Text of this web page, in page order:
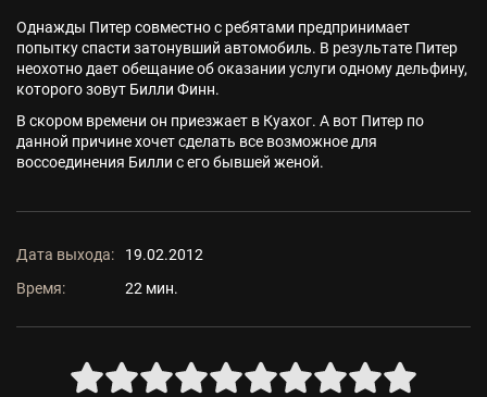
Однажды Питер совместно с ребятами предпринимает
попытку спасти затонувший автомобиль. В результате Питер
неохотно дает обещание об оказании услуги одному дельфину,
которого зовут Билли Финн.
В скором времени он приезжает в Куахог. А вот Питер по
данной причине хочет сделать все возможное для
воссоединения Билли с его бывшей женой.
Дата выхода:
19.02.2012
Время:
22 мин.